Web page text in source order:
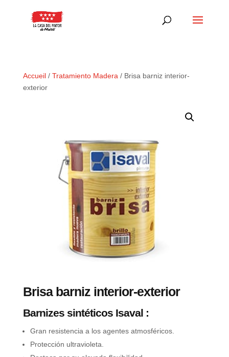
Accueil/ Tratamiento Madera / Brisa barniz interior-
exterior
Brisa barniz interior-exterior
Barnizes sintéticos Isaval :
Gran resistencia a los agentes atmosféricos.
Protección ultravioleta.